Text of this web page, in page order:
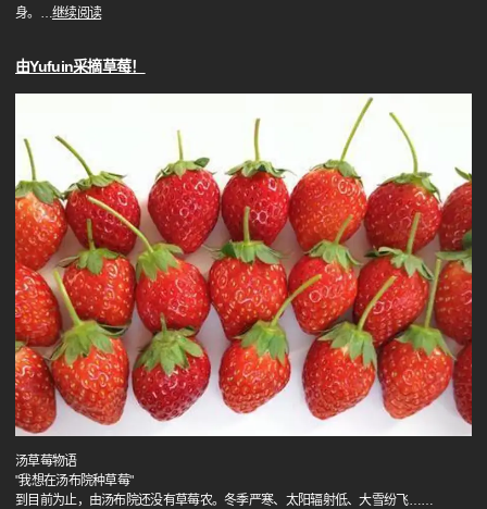
身。 …继续阅读
由Yufuin采摘草莓！
汤草莓物语
"我想在汤布院种草莓"
到目前为止，由汤布院还没有草莓农。冬季严寒、太阳辐射低、大雪纷飞……